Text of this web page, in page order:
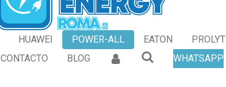
HUAWEI POWER-ALL EATON PROLYT
CONTACTO
BLOG WHATSAPP